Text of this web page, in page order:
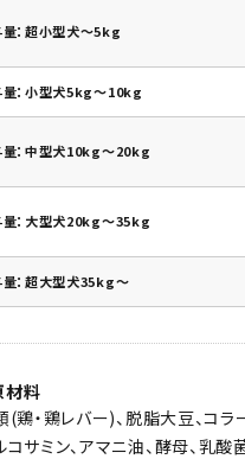
：超小型犬～5kg
量：小型犬5kg～10kg
量：中型犬10kg～20kg
量：大型犬20kg～35kg
：超大型犬35kg～
材料
(鶏・鶏レバー)、脱脂大豆、コラ
コサミン、アマニ油、酵母、乳